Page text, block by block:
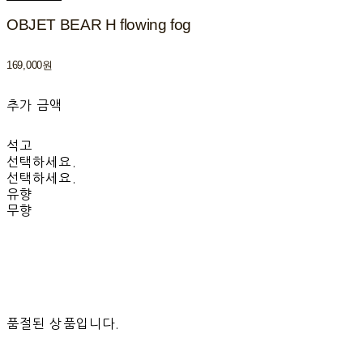
OBJET BEAR H flowing fog
169,000원
추가 금액
석고
선택하세요.
선택하세요.
유향
무향
품절된 상품입니다.